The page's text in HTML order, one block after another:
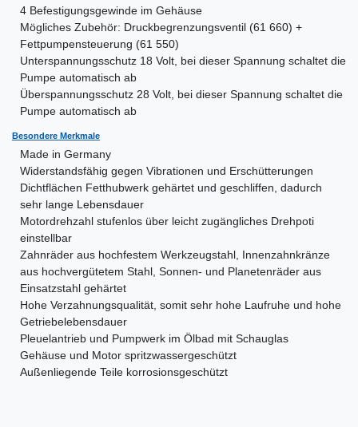
4 Befestigungsgewinde im Gehäuse
Mögliches Zubehör: Druckbegrenzungsventil (61 660) +
Fettpumpensteuerung (61 550)
Unterspannungsschutz 18 Volt, bei dieser Spannung schaltet die
Pumpe automatisch ab
Überspannungsschutz 28 Volt, bei dieser Spannung schaltet die
Pumpe automatisch ab
Besondere Merkmale
Made in Germany
Widerstandsfähig gegen Vibrationen und Erschütterungen
Dichtflächen Fetthubwerk gehärtet und geschliffen, dadurch
sehr lange Lebensdauer
Motordrehzahl stufenlos über leicht zugängliches Drehpoti
einstellbar
Zahnräder aus hochfestem Werkzeugstahl, Innenzahnkränze
aus hochvergütetem Stahl, Sonnen- und Planetenräder aus
Einsatzstahl gehärtet
Hohe Verzahnungsqualität, somit sehr hohe Laufruhe und hohe
Getriebelebensdauer
Pleuelantrieb und Pumpwerk im Ölbad mit Schauglas
Gehäuse und Motor spritzwassergeschützt
Außenliegende Teile korrosionsgeschützt